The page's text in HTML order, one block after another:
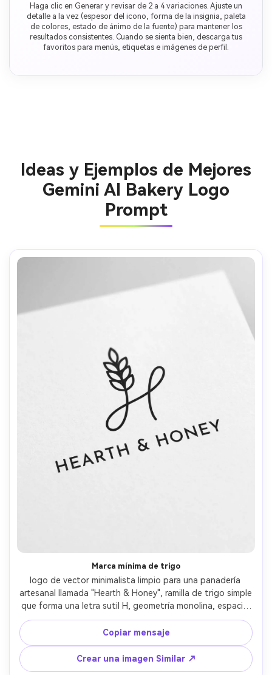
Haga clic en Generar y revisar de 2 a 4 variaciones. Ajuste un
detalle a la vez (espesor del icono, forma de la insignia, paleta
de colores, estado de ánimo de la fuente) para mantener los
resultados consistentes. Cuando se sienta bien, descarga tus
favoritos para menús, etiquetas e imágenes de perfil.
Ideas y Ejemplos de Mejores
Gemini AI Bakery Logo
Prompt
Marca mínima de trigo
logo de vector minimalista limpio para una panadería
artesanal llamada "Hearth & Honey", ramilla de trigo simple
que forma una letra sutil H, geometría monolina, espacio
negativo equilibrado, negro sobre blanco, tipografía sin
moderna, marca escalable, diseño plano, sin degradados,
sin maqueta, composición centrada, lente de 85 mm,
profundidad de campo poco profunda, iluminación
cinematográfica suave- -ar 4:5
Copiar mensaje
Crear una imagen Similar ↗